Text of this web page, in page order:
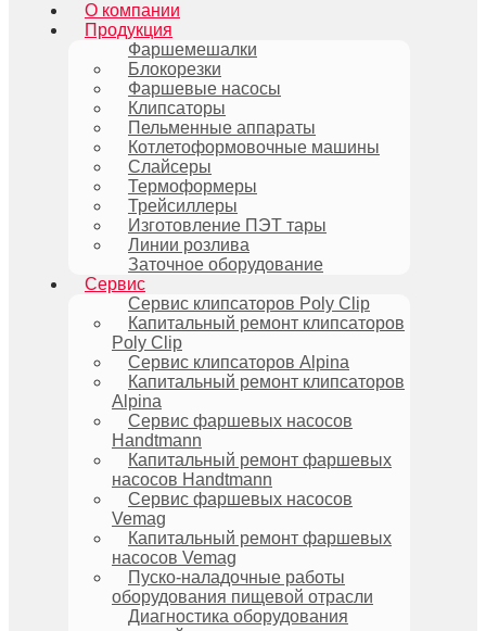
О компании
Продукция
Фаршемешалки
Блокорезки
Фаршевые насосы
Клипсаторы
Пельменные аппараты
Котлетоформовочные машины
Слайсеры
Термоформеры
Трейсиллеры
Изготовление ПЭТ тары
Линии розлива
Заточное оборудование
Сервис
Сервис клипсаторов Poly Clip
Капитальный ремонт клипсаторов
Poly Clip
Сервис клипсаторов Alpina
Капитальный ремонт клипсаторов
Alpina
Сервис фаршевых насосов
Handtmann
Капитальный ремонт фаршевых
насосов Handtmann
Сервис фаршевых насосов
Vemag
Капитальный ремонт фаршевых
насосов Vemag
Пуско-наладочные работы
оборудования пищевой отрасли
Диагностика оборудования